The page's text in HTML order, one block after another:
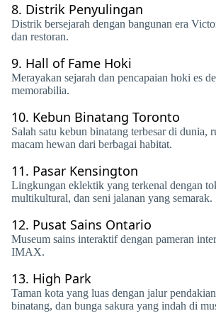
8. Distrik Penyulingan
Distrik bersejarah dengan bangunan era
dan restoran.
9. Hall of Fame Hoki
Merayakan sejarah dan pencapaian hoki es
memorabilia.
10. Kebun Binatang Toronto
Salah satu kebun binatang terbesar di dunia,
macam hewan dari berbagai habitat.
11. Pasar Kensington
Lingkungan eklektik yang terkenal dengan
multikultural, dan seni jalanan yang semarak.
12. Pusat Sains Ontario
Museum sains interaktif dengan pameran
IMAX.
13. High Park
Taman kota yang luas dengan jalur
binatang, dan bunga sakura yang indah di